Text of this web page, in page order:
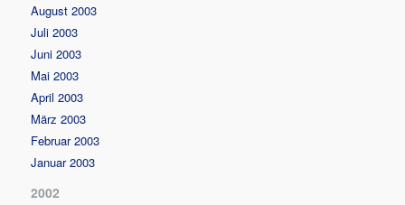
August 2003
Juli 2003
Juni 2003
Mai 2003
April 2003
März 2003
Februar 2003
Januar 2003
2002